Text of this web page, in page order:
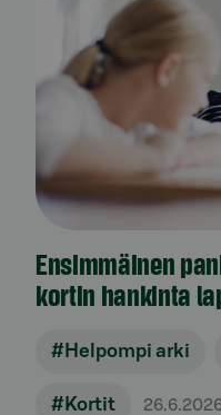
Ensimmäinen
kortin hankinta
#Helpompi arki
#Kortit